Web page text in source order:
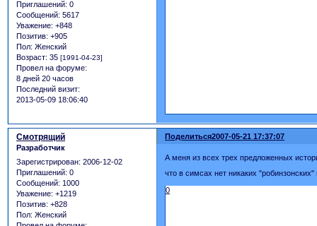
Приглашений: 0
Сообщений: 5617
Уважение: +848
Позитив: +905
Пол: Женский
Возраст: 35 [1991-04-23]
Провел на форуме:
8 дней 20 часов
Последний визит:
2013-05-09 18:06:40
Поделиться2007-05-21 17:37:07
Смотрящий
Разработчик
Зарегистрирован: 2006-12-02
Приглашений: 0
Сообщений: 1000
Уважение: +1219
Позитив: +828
Пол: Женский
А меня из всех трех предложенных
что в симсах нет никаких
0